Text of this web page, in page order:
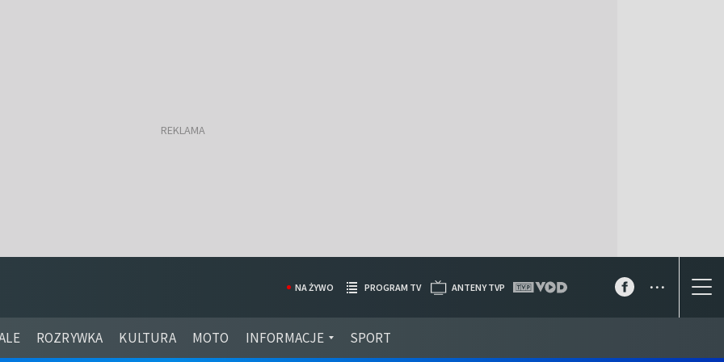
ROZRYWKA KULTURA MOTO INFORMACJE SPORT
NA ŻYWO PROGRAM TV ANTENY TVP ...